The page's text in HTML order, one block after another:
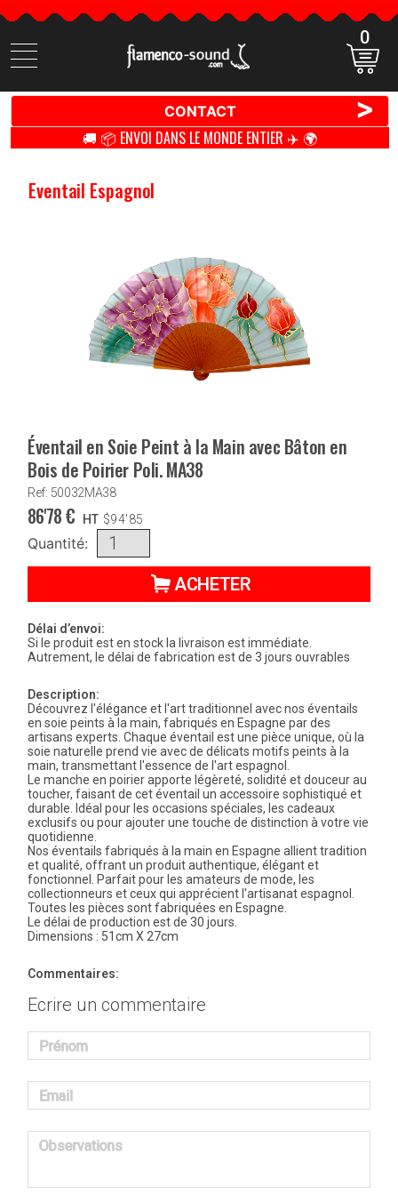
Cherchez
des
0
CONTACT >
🚚 📦 ENVOI DANS LE MONDE ENTIER ✈️ 🌍
Eventail Espagnol
Éventail en Soie Peint à la Main avec Bâton en
Bois de Poirier Poli. MA38
Ref: 50032MA38
86'78€ HT $94'85
Quantité:
ACHETER
Délai d’envoi:
Si le produit est en stock la livraison est immédiate.
Autrement, le délai de fabrication est de 3 jours ouvrables
Description:
Découvrez l'élégance et l'art traditionnel avec nos éventails
en soie peints à la main, fabriqués en Espagne par des
artisans experts. Chaque éventail est une pièce unique, où la
soie naturelle prend vie avec de délicats motifs peints à la
main, transmettant l'essence de l'art espagnol.
Le manche en poirier apporte légèreté, solidité et douceur au
toucher, faisant de cet éventail un accessoire sophistiqué et
durable. Idéal pour les occasions spéciales, les cadeaux
exclusifs ou pour ajouter une touche de distinction à votre vie
quotidienne.
Nos éventails fabriqués à la main en Espagne allient tradition
et qualité, offrant un produit authentique, élégant et
fonctionnel. Parfait pour les amateurs de mode, les
collectionneurs et ceux qui apprécient l'artisanat espagnol.
Toutes les pièces sont fabriquées en Espagne.
Le délai de production est de 30 jours.
Dimensions : 51cm X 27cm
Commentaires:
Ecrire un commentaire
Prénom
Email
Observations